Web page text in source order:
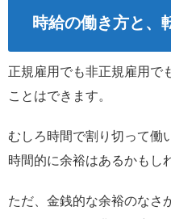
時給の働き方と、
正規雇用でも非正規雇用で
ことはできます。
むしろ時間で割り切って働
時間的に余裕はあるかもし
ただ、金銭的な余裕のなさ